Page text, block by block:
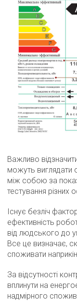
Важливо
можуть виглядати
між собою за
тестування різних
Існує безліч
ефективність
від людського до
Все це визначає,
споживати
За відсутності
вплинути на
надмірного